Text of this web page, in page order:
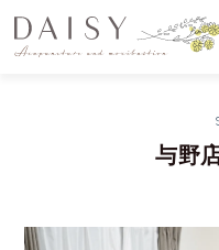
与野